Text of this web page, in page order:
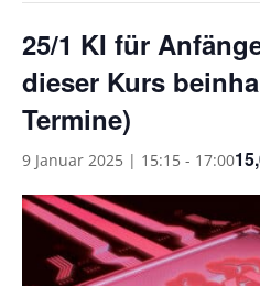
25/1 KI für
dieser Kurs
Termine)
9 Januar 2025 | 15:15 - 17:00